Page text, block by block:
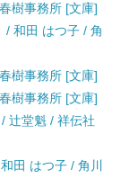
樹事務所 [文庫]
/ 和田 はつ子 / 角
樹事務所 [文庫]
樹事務所 [文庫]
辻堂魁 / 祥伝社
田 はつ子 / 角川